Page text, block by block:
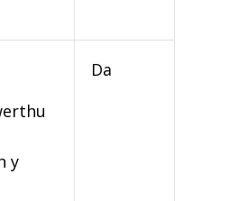
y
Da